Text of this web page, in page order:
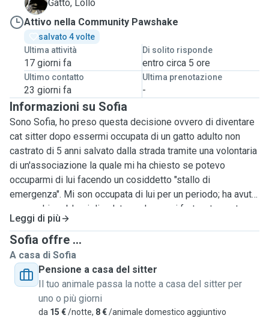
L
Gatto, Lollo
Attivo nella Community Pawshake
salvato 4 volte
Ultima attività
17 giorni fa
Di solito risponde
entro circa 5 ore
Ultimo contatto
23 giorni fa
Ultima prenotazione
-
Informazioni su Sofia
Sono Sofia, ho preso questa decisione ovvero di diventare
cat sitter dopo essermi occupata di un gatto adulto non
castrato di 5 anni salvato dalla strada tramite una volontaria
di un'associazione la quale mi ha chiesto se potevo
occuparmi di lui facendo un cosiddetto "stallo di
emergenza". Mi son occupata di lui per un periodo; ha avuto
non pochi problemi di salute anche gravi fortunatamente
curati per tempo. Gli ho somministrato a orari le terapie
richieste dai veterinari e poco a poco si è ripreso alla
grande diventando un gattino piuttosto vivace seppur molto
diffidente e pauroso. Ho provato tantissima soddisfazione
a occuparmi di lui sia dal punto di vista sanitario che umano.
Lo rifarei altre mille volte, l'emozione di aver salvato un
animale da morte certa è indescrivibile. Nella vita mi piace
Leggi di più
Sofia offre ...
A casa di Sofia
Pensione a casa del sitter
Il tuo animale passa la notte a casa del sitter per
uno o più giorni
da 15 €/notte, 8 €/animale domestico aggiuntivo